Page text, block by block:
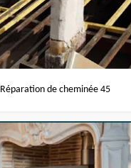
Réparation de cheminée 45